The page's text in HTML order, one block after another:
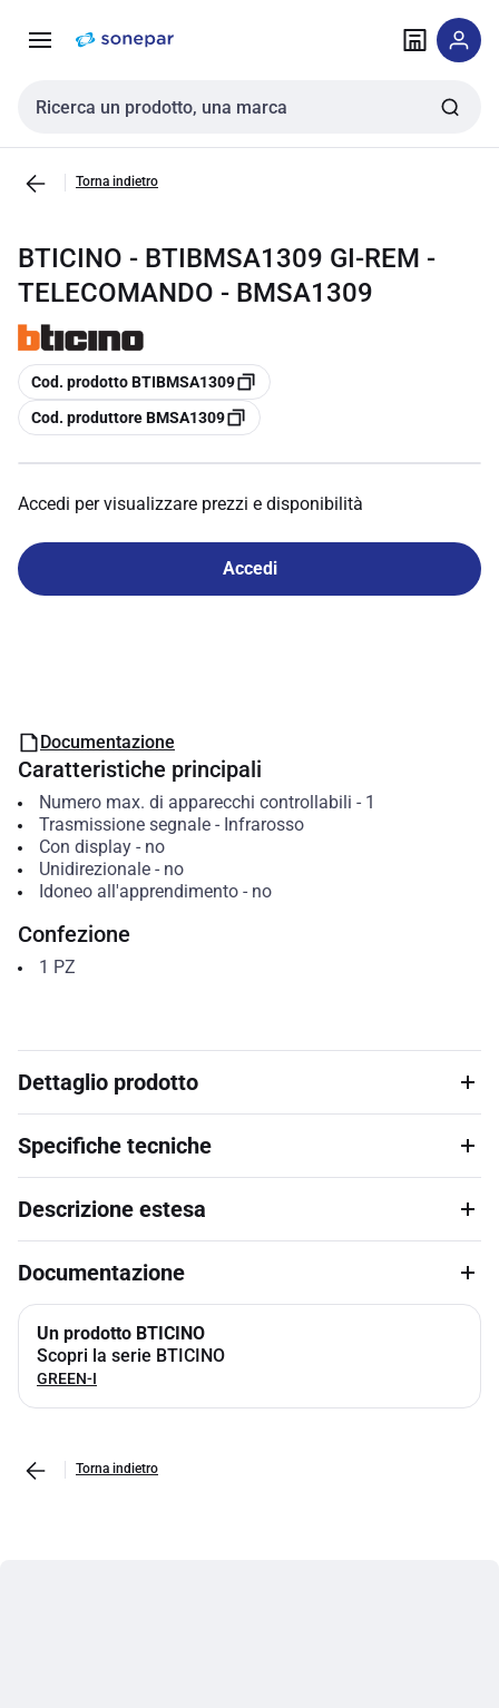
navigazione alla
Cerca input
Torna indietro
BTICINO - BTIBMSA1309 GI-REM -
TELECOMANDO - BMSA1309
copia
Cod. prodotto BTIBMSA1309
copia
Cod. produttore BMSA1309
Accedi per visualizzare prezzi e disponibilità
Accedi
Documentazione
Caratteristiche principali
Numero max. di apparecchi controllabili - 1
Trasmissione segnale- Infrarosso
Con display- no
Unidirezionale- no
Idoneo all'apprendimento- no
Confezione
1 PZ
Dettaglio prodotto
Specifiche tecniche
Descrizione estesa
Documentazione
Un prodotto BTICINO
Scopri la serie BTICINO
GREEN-I
Torna indietro